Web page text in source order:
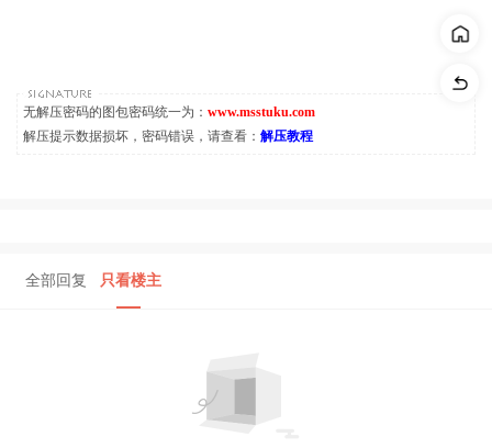
无解压密码的图包密码统一为： www.msstuku.com
解压提示数据损坏，密码错误，请查看： 解压教程
全部回复 只看楼主